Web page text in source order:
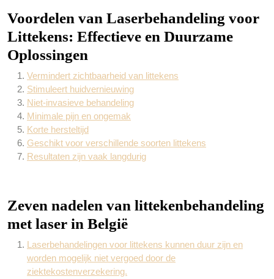
Voordelen van Laserbehandeling voor
Littekens: Effectieve en Duurzame
Oplossingen
Vermindert zichtbaarheid van littekens
Stimuleert huidvernieuwing
Niet-invasieve behandeling
Minimale pijn en ongemak
Korte hersteltijd
Geschikt voor verschillende soorten littekens
Resultaten zijn vaak langdurig
Zeven nadelen van littekenbehandeling
met laser in België
Laserbehandelingen voor littekens kunnen duur zijn en
worden mogelijk niet vergoed door de
ziektekostenverzekering.